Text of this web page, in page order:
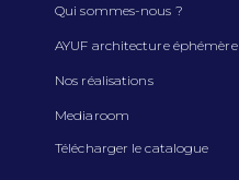
Qui sommes-nous ?
AYUF architecture éphémère
Nos réalisations
Mediaroom
Télécharger le catalogue